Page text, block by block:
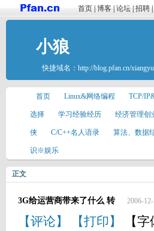
首页 博客 论坛 招聘
小狼
快捷域名： http://blog.pfan.cn/xiangyu
首页 Linux&网络编程 TCP/
选择 学习经验经历 经济管理创
侠 C/C++名人语录 算法、数据
识※娱乐
正文
3G给运营商带来了什么 转 2006-
【评论】 【打印】 【字